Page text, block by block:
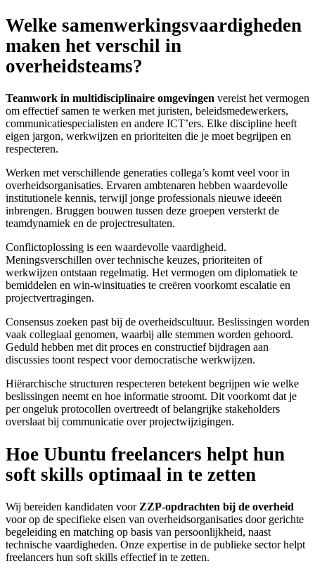
Welke samenwerkingsvaardigheden
maken het verschil in
overheidsteams?
Teamwork in multidisciplinaire omgevingen vereist het vermogen
om effectief samen te werken met juristen, beleidsmedewerkers,
communicatiespecialisten en andere ICT’ers. Elke discipline heeft
eigen jargon, werkwijzen en prioriteiten die je moet begrijpen en
respecteren.
Werken met verschillende generaties collega’s komt veel voor in
overheidsorganisaties. Ervaren ambtenaren hebben waardevolle
institutionele kennis, terwijl jonge professionals nieuwe ideeën
inbrengen. Bruggen bouwen tussen deze groepen versterkt de
teamdynamiek en de projectresultaten.
Conflictoplossing is een waardevolle vaardigheid.
Meningsverschillen over technische keuzes, prioriteiten of
werkwijzen ontstaan regelmatig. Het vermogen om diplomatiek te
bemiddelen en win-winsituaties te creëren voorkomt escalatie en
projectvertragingen.
Consensus zoeken past bij de overheidscultuur. Beslissingen worden
vaak collegiaal genomen, waarbij alle stemmen worden gehoord.
Geduld hebben met dit proces en constructief bijdragen aan
discussies toont respect voor democratische werkwijzen.
Hiërarchische structuren respecteren betekent begrijpen wie welke
beslissingen neemt en hoe informatie stroomt. Dit voorkomt dat je
per ongeluk protocollen overtreedt of belangrijke stakeholders
overslaat bij communicatie over projectwijzigingen.
Hoe Ubuntu freelancers helpt hun
soft skills optimaal in te zetten
Wij bereiden kandidaten voorZZP-opdrachten bij de overheid
voor op de specifieke eisen van overheidsorganisaties door gerichte
begeleiding en matching op basis van persoonlijkheid, naast
technische vaardigheden. Onze expertise in de publieke sector helpt
freelancers hun soft skills effectief in te zetten.